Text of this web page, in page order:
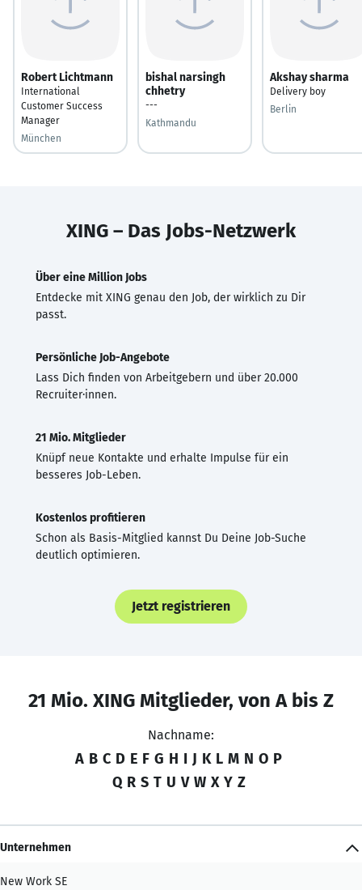
Robert Lichtmann
International
Customer Success
Manager
München
bishal narsingh
chhetry
---
Kathmandu
Akshay sharma
Delivery boy
Berlin
XING – Das Jobs-Netzwerk
Über eine Million Jobs
Entdecke mit XING genau den Job, der wirklich zu Dir
passt.
Persönliche Job-Angebote
Lass Dich finden von Arbeitgebern und über 20.000
Recruiter·innen.
21 Mio. Mitglieder
Knüpf neue Kontakte und erhalte Impulse für ein
besseres Job-Leben.
Kostenlos profitieren
Schon als Basis-Mitglied kannst Du Deine Job-Suche
deutlich optimieren.
Jetzt registrieren
21 Mio. XING Mitglieder, von A bis Z
Nachname:
A B C D E F G H I J K L M N O P
Q R S T U V W X Y Z
Unternehmen
New Work SE